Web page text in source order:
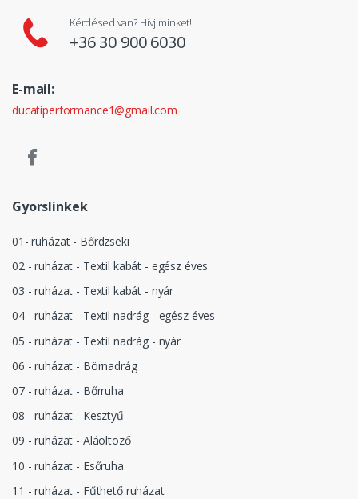
Kérdésed van? Hívj minket!
+36 30 900 6030
E-mail:
ducatiperformance1@gmail.com
Gyorslinkek
01- ruházat - Bőrdzseki
02 - ruházat - Textil kabát - egész éves
03 - ruházat - Textil kabát - nyár
04 - ruházat - Textil nadrág - egész éves
05 - ruházat - Textil nadrág - nyár
06 - ruházat - Börnadrág
07 - ruházat - Bőrruha
08 - ruházat - Kesztyű
09 - ruházat - Aláöltöző
10 - ruházat - Esőruha
11 - ruházat - Fűthető ruházat